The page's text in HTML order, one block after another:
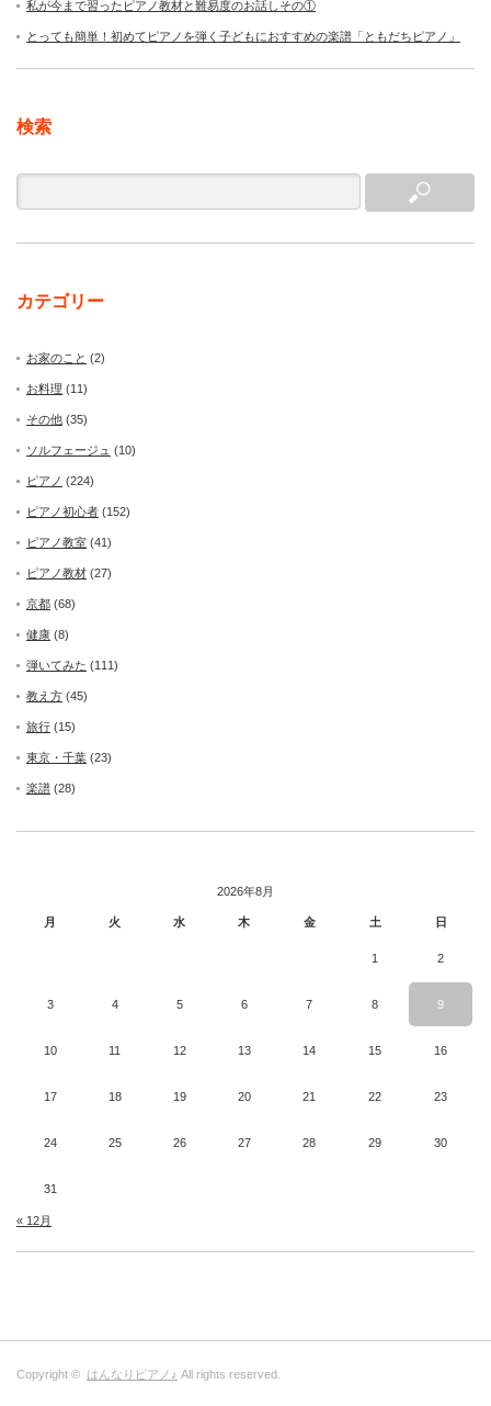
私が今まで習ったピアノ教材と難易度のお話しその①
とっても簡単！初めてピアノを弾く子どもにおすすめの楽譜「ともだちピアノ」
検索
カテゴリー
お家のこと (2)
お料理 (11)
その他 (35)
ソルフェージュ (10)
ピアノ (224)
ピアノ初心者 (152)
ピアノ教室 (41)
ピアノ教材 (27)
京都 (68)
健康 (8)
弾いてみた (111)
教え方 (45)
旅行 (15)
東京・千葉 (23)
楽譜 (28)
2026年8月
月 火 水 木 金 土 日
1 2
3 4 5 6 7 8 9
10 11 12 13 14 15 16
17 18 19 20 21 22 23
24 25 26 27 28 29 30
31
« 12月
Copyright © はんなりピアノ♪ All rights reserved.